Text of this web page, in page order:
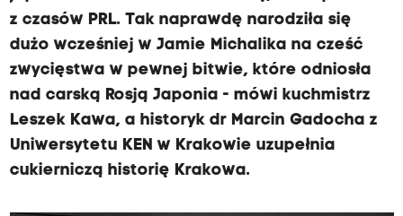
z czasów PRL. Tak naprawdę narodziła się
dużo wcześniej w Jamie Michalika na cześć
zwycięstwa w pewnej bitwie, które odniosła
nad carską Rosją Japonia - mówi kuchmistrz
Leszek Kawa, a historyk dr Marcin Gadocha z
Uniwersytetu KEN w Krakowie uzupełnia
cukierniczą historię Krakowa.